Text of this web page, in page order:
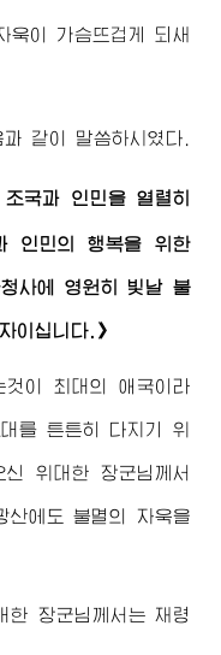
욱이 가슴뜨겁게 되새
같이 말씀하시였다.
국과 인민을 열렬히
인민의 행복을 위한
사에 영원히 빛날 불
이십니다.》
이 최대의 애국이라
를 튼튼히 다지기 위
신위대한 장군님께서
산에도 불멸의 자욱을
한 장군님께서 는 재령